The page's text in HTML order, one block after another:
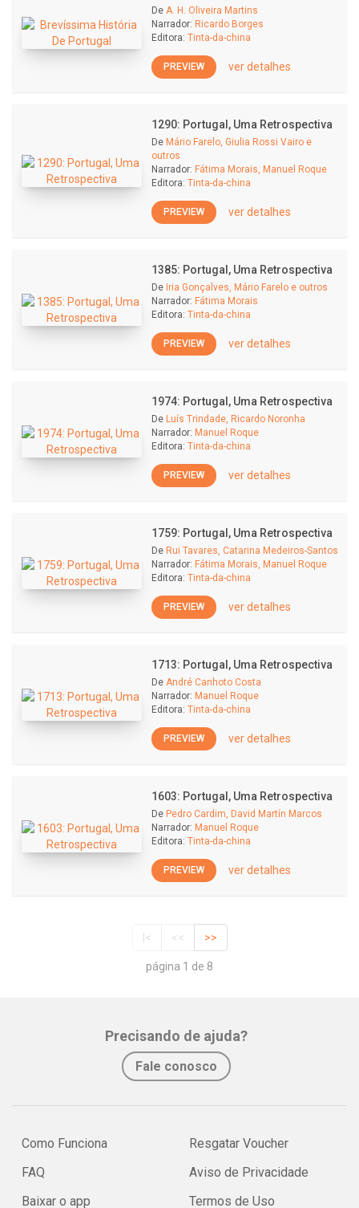
De A. H. Oliveira Martins
Narrador: Ricardo Borges
Editora: Tinta-da-china
PREVIEW ver detalhes
1290: Portugal, Uma Retrospectiva
De Mário Farelo, Giulia Rossi Vairo e
outros
Narrador: Fátima Morais, Manuel Roque
Editora: Tinta-da-china
PREVIEW ver detalhes
1385: Portugal, Uma Retrospectiva
De Iria Gonçalves, Mário Farelo e outros
Narrador: Fátima Morais
Editora: Tinta-da-china
PREVIEW ver detalhes
1974: Portugal, Uma Retrospectiva
De Luís Trindade, Ricardo Noronha
Narrador: Manuel Roque
Editora: Tinta-da-china
PREVIEW ver detalhes
1759: Portugal, Uma Retrospectiva
De Rui Tavares, Catarina Medeiros-Santos
Narrador: Fátima Morais, Manuel Roque
Editora: Tinta-da-china
PREVIEW ver detalhes
1713: Portugal, Uma Retrospectiva
De André Canhoto Costa
Narrador: Manuel Roque
Editora: Tinta-da-china
PREVIEW ver detalhes
1603: Portugal, Uma Retrospectiva
De Pedro Cardim, David Martín Marcos
Narrador: Manuel Roque
Editora: Tinta-da-china
PREVIEW ver detalhes
|< << >>
página 1 de 8
Precisando de ajuda?
Fale conosco
Como Funciona
FAQ
Baixar o app
Resgatar Voucher
Aviso de Privacidade
Termos de Uso